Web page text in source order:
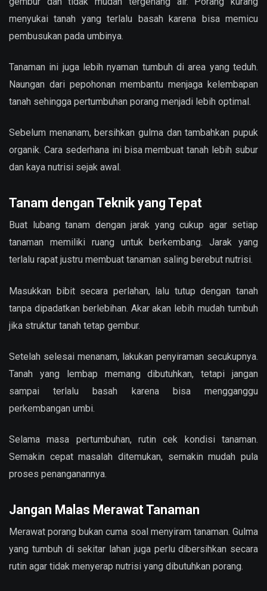
menyukai tanah yang terlalu basah karena bisa memicu
pembusukan pada umbinya.
Tanaman ini juga lebih nyaman tumbuh di area yang teduh.
Naungan dari pepohonan membantu menjaga kelembapan
tanah sehingga pertumbuhan porang menjadi lebih optimal.
Sebelum menanam, bersihkan gulma dan tambahkan pupuk
organik. Cara sederhana ini bisa membuat tanah lebih subur
dan kaya nutrisi sejak awal.
Tanam dengan Teknik yang Tepat
Buat lubang tanam dengan jarak yang cukup agar setiap
tanaman memiliki ruang untuk berkembang. Jarak yang
terlalu rapat justru membuat tanaman saling berebut nutrisi.
Masukkan bibit secara perlahan, lalu tutup dengan tanah
tanpa dipadatkan berlebihan. Akar akan lebih mudah tumbuh
jika struktur tanah tetap gembur.
Setelah selesai menanam, lakukan penyiraman secukupnya.
Tanah yang lembap memang dibutuhkan, tetapi jangan
sampai terlalu basah karena bisa mengganggu
perkembangan umbi.
Selama masa pertumbuhan, rutin cek kondisi tanaman.
Semakin cepat masalah ditemukan, semakin mudah pula
proses penanganannya.
Jangan Malas Merawat Tanaman
Merawat porang bukan cuma soal menyiram tanaman. Gulma
yang tumbuh di sekitar lahan juga perlu dibersihkan secara
rutin agar tidak menyerap nutrisi yang dibutuhkan porang.